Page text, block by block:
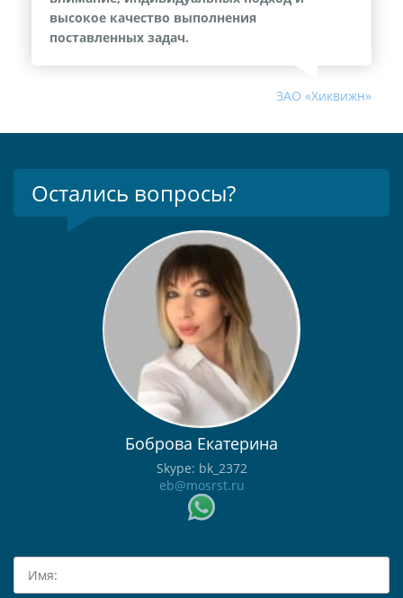
высокое качество выполнения
поставленных задач.
ЗАО «Хиквижн»
Остались вопросы?
Боброва Екатерина
Skype: bk_2372
eb@mosrst.ru